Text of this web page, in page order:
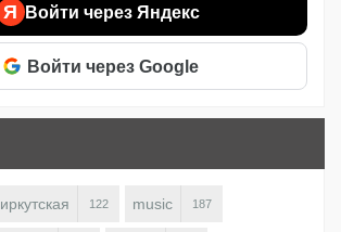
Я Войти через Яндекс
Войти через Google
иркутская 122 music 187